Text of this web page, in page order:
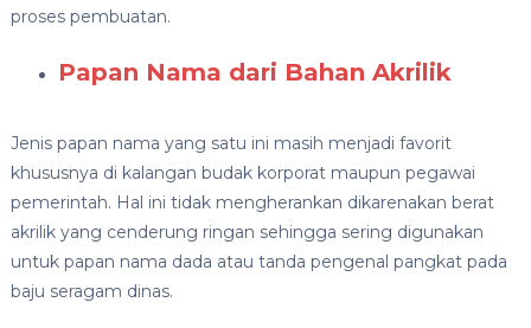
proses pembuatan.
Papan Nama dari Bahan Akrilik
Jenis papan nama yang satu ini masih menjadi favorit
khususnya di kalangan budak korporat maupun pegawai
pemerintah. Hal ini tidak mengherankan dikarenakan berat
akrilik yang cenderung ringan sehingga sering digunakan
untuk papan nama dada atau tanda pengenal pangkat pada
baju seragam dinas.